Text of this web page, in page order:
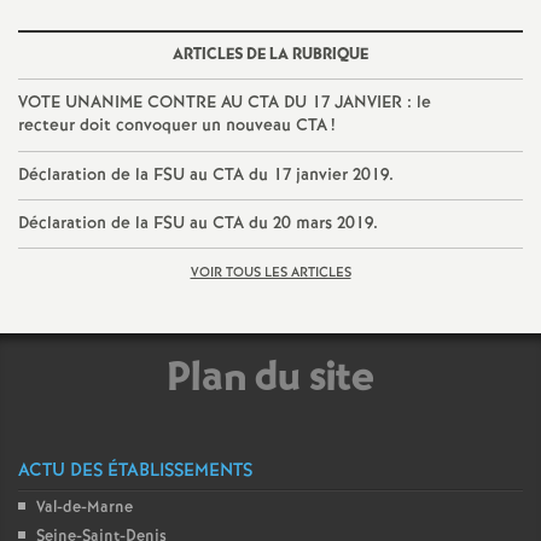
ARTICLES DE LA RUBRIQUE
VOTE UNANIME CONTRE AU CTA DU 17 JANVIER : le
recteur doit convoquer un nouveau CTA!
Déclaration de la FSU au CTA du 17 janvier 2019.
Déclaration de la FSU au CTA du 20 mars 2019.
VOIR TOUS LES ARTICLES
Plan du site
ACTU DES ÉTABLISSEMENTS
Val-de-Marne